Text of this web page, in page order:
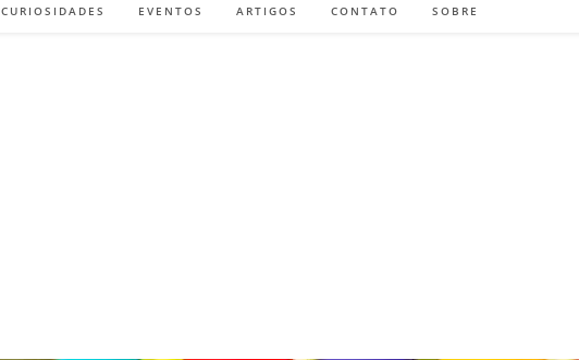
CURIOSIDADES EVENTOS ARTIGOS CONTATO SOBRE